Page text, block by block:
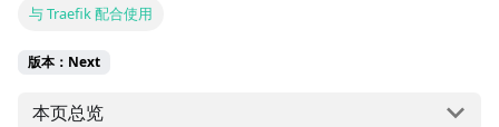
与 Traefik 配合使用
版本：Next
本页总览